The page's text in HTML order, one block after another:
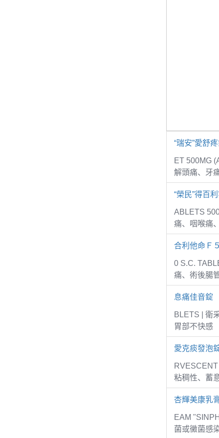
“瑞安”愛舒
ET 500MG
解頭痛、牙
“榮民”得百
ABLETS
痛、咽喉痛
合利他命Ｆ
0 S.C.
痛、術後腸
息痛佳音錠
BLETS | 衛
胃部不快感
愛克痰發泡
粘稠性、蓄
杏輝美康乳
EAM
菌或黴菌感